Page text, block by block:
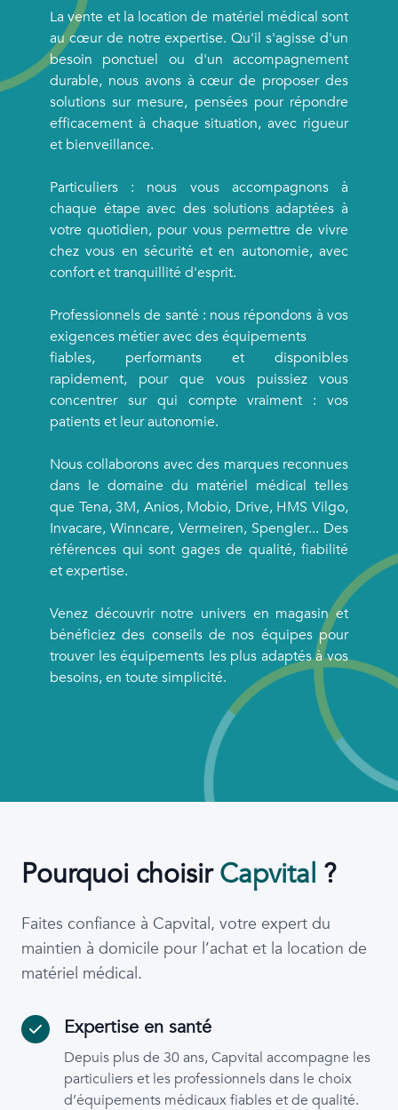
La vente et la location de matériel médical sont
au cœur de notre expertise. Qu'il s'agisse d'un
besoin ponctuel ou d'un accompagnement
durable, nous avons à cœur de proposer des
solutions sur mesure, pensées pour répondre
efficacement à chaque situation, avec rigueur
et bienveillance.
Particuliers : nous vous accompagnons à
chaque étape avec des solutions adaptées à
votre quotidien, pour vous permettre de vivre
chez vous en sécurité et en autonomie, avec
confort et tranquillité d'esprit.
Professionnels de santé : nous répondons à vos
exigences métier avec des équipements
fiables, performants et disponibles
rapidement, pour que vous puissiez vous
concentrer sur qui compte vraiment : vos
patients et leur autonomie.
Nous collaborons avec des marques reconnues
dans le domaine du matériel médical telles
que Tena, 3M, Anios, Mobio, Drive, HMS Vilgo,
Invacare, Winncare, Vermeiren, Spengler... Des
références qui sont gages de qualité, fiabilité
et expertise.
Venez découvrir notre univers en magasin et
bénéficiez des conseils de nos équipes pour
trouver les équipements les plus adaptés à vos
besoins, en toute simplicité.
Pourquoi choisir Capvital ?
Faites confiance à Capvital, votre expert du
maintien à domicile pour l’achat et la location de
matériel médical.
Expertise en santé
Depuis plus de 30 ans, Capvital accompagne les
particuliers et les professionnels dans le choix
d’équipements médicaux fiables et de qualité.